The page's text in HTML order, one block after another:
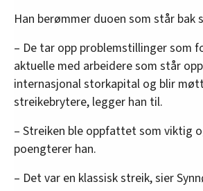
Han berømmer duoen som står bak
– De tar opp problemstillinger som
aktuelle med arbeidere som står
internasjonal storkapital og blir
streikebrytere, legger han til.
– Streiken ble oppfattet som viktig
poengterer han.
– Det var en klassisk streik, sier